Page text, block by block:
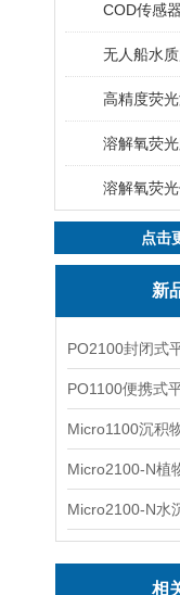
COD传感器
无人船水
高精度荧
溶解氧荧
溶解氧荧
点击
新
相